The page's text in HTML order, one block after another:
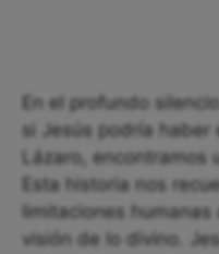
En el profundo
si Jesús podría
Lázaro, encontramos
Esta historia nos
limitaciones
visión de lo divino.